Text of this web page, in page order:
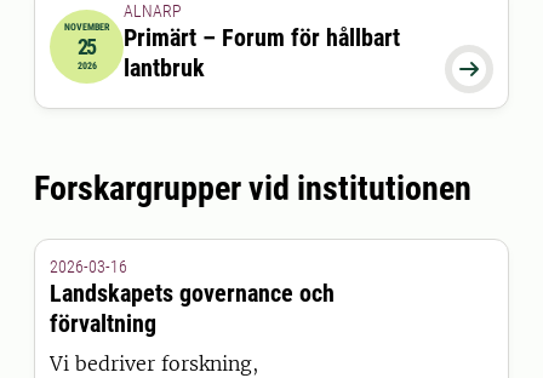
2026-11-25 08:00:00
NOVEMBER
25
2026 
ALNARP
Primärt – Forum för hållbart
lantbruk
Forskargrupper vid institutionen
2026-03-16
Landskapets governance och
förvaltning
Vi bedriver forskning,